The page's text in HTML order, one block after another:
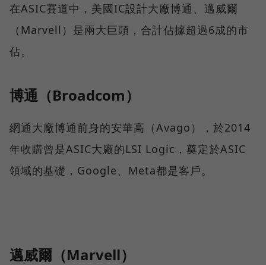
在ASIC賽道中，美國IC設計大廠博通、邁威爾
（Marvell）是兩大巨頭，合計佔據超過6成的市
佔。
博通（Broadcom）
網通大廠博通前身的安華高（Avago），於2014
年收購曾是ASIC大廠的LSI Logic，奠定於ASIC
領域的基礎，Google、Meta都是客戶。
邁威爾（Marvell）